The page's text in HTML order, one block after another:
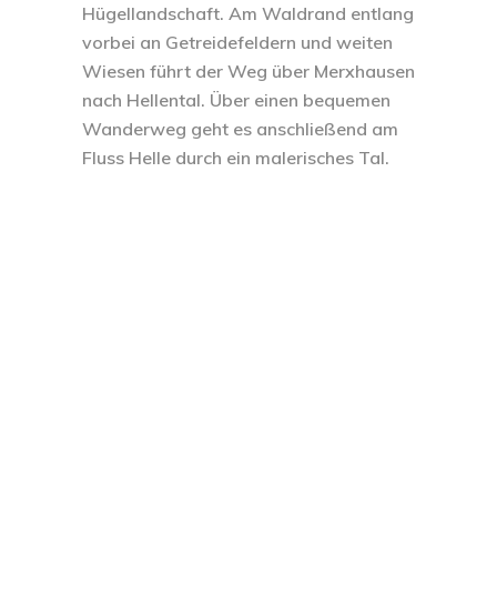
Hügellandschaft. Am Waldrand entlang
vorbei an Getreidefeldern und weiten
Wiesen führt der Weg über Merxhausen
nach Hellental. Über einen bequemen
Wanderweg geht es anschließend am
Fluss Helle durch ein malerisches Tal.